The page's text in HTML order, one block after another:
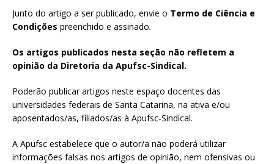
Junto do artigo a ser publicado, envie o Termo de Ciência e
Condições preenchido e assinado.
Os artigos publicados nesta seção não refletem a
opinião da Diretoria da Apufsc-Sindical.
Poderão publicar artigos neste espaço docentes das
universidades federais de Santa Catarina, na ativa e/ou
aposentados/as, filiados/as à Apufsc-Sindical.
A Apufsc estabelece que o autor/a não poderá utilizar
informações falsas nos artigos de opinião, nem ofensivas ou